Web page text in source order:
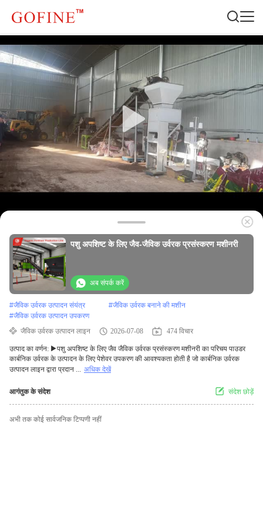
पशु अपशिष्ट के लिए जैव-जैविक उर्वरक प्रसंस्करण मशीनरी
अब संपर्क करें
#जैविक उर्वरक उत्पादन संयंत्र #जैविक उर्वरक बनाने की मशीन
#जैविक उर्वरक उत्पादन उपकरण
जैविक उर्वरक उत्पादन लाइन
2026-07-08 474 विचार
उत्पाद का वर्णन: ▶पशु अपशिष्ट के लिए जैव जैविक उर्वरक प्रसंस्करण मशीनरी का परिचय पाउडर
कार्बनिक उर्वरक के उत्पादन के लिए पेशेवर उपकरण की आवश्यकता होती है जो कार्बनिक उर्वरक
उत्पादन लाइन द्वारा प्रदान ... अधिक देखें
आगंतुक के संदेश संदेश छोड़ें
अभी तक कोई सार्वजनिक टिप्पणी नहीं